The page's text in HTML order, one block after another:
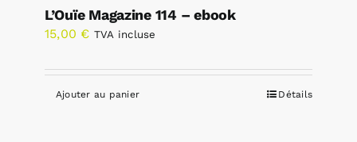
L’Ouïe Magazine 114 – ebook
15,00 € TVA incluse
Ajouter au panier Détails